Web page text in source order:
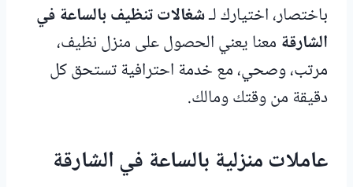
باختصار، اختيارك لـشغالات تنظيف بالساعة في
الشارقة معنا يعني الحصول على منزل نظيف،
مرتب، وصحي، مع خدمة احترافية تستحق كل
دقيقة من وقتك ومالك.
عاملات منزلية بالساعة في الشارقة